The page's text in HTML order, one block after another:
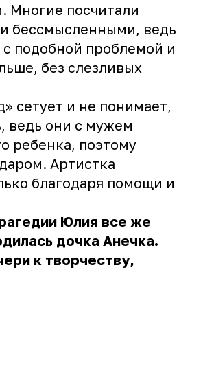
Многие посчитали
бессмысленными, ведь
подобной проблемой и
без слезливых
сетует и не понимает,
ведь они с мужем
ребенка, поэтому
Артистка
благодаря помощи и
Юлия все же
дочка Анечка.
к творчеству,